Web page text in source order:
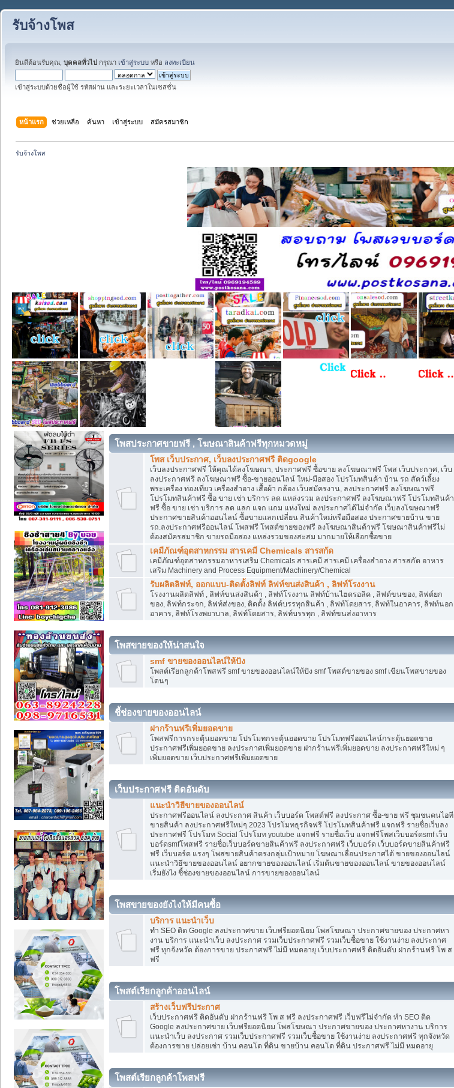
รับจ้างโพส
ยินดีต้อนรับคุณ, บุคคลทั่วไป กรุณา เข้าสู่ระบบ หรือ ลงทะเบียน
เข้าสู่ระบบด้วยชื่อผู้ใช้ รหัสผ่าน และระยะเวลาในเซสชั่น
หน้าแรก ช่วยเหลือ ค้นหา เข้าสู่ระบบ สมัครสมาชิก
รับจ้างโพส
โพสประกาศขายฟรี , โฆษณาสินค้าฟรีทุกหมวดหมู่
โพส เว็บประกาศ, เว็บลงประกาศฟรี ติดgoogle
เว็บลงประกาศฟรี ให้คุณได้ลงโฆษณา, ประกาศฟรี ซื้อขาย ลงโฆษณาฟรี โพส เว็บประกาศ, เว็บ
ลงประกาศฟรี ลงโฆษณาฟรี ซื้อ-ขายออนไลน์ ใหม่-มือสอง โปรโมทสินค้า บ้าน รถ สัตว์เลี้ยง
พระเครื่อง ท่องเที่ยว เครื่องสำอาง เสื้อผ้า กล้อง เว็บสมัครงาน, ลงประกาศฟรี ลงโฆษณาฟรี
โปรโมทสินค้าฟรี ซื้อ ขาย เช่า บริการ ลด แหล่งรวม ลงประกาศฟรี ลงโฆษณาฟรี โปรโมทสินค้า
ฟรี ซื้อ ขาย เช่า บริการ ลด แลก แจก แถม แห่งใหม่ ลงประกาศได้ไม่จำกัด เว็บลงโฆษณาฟรี
ประกาศขายสินค้าออนไลน์ ซื้อขายแลกเปลี่ยน สินค้าใหม่หรือมือสอง ประกาศขายบ้าน ขาย
รถ.ลงประกาศฟรีออนไลน์ โพสฟรี โพสต์ขายของฟรี ลงโฆษณาสินค้าฟรี โฆษณาสินค้าฟรีไม่
ต้องสมัครสมาชิก ขายรถมือสอง แหล่งรวมของสะสม มากมายให้เลือกซื้อขาย
เคมีภัณฑ์อุตสาหกรรม สารเคมี Chemicals สารสกัด
เคมีภัณฑ์อุตสาหกรรมอาหารเสริม Chemicals สารเคมี สารเคมี เครื่องสำอาง สารสกัด อาหาร
เสริม Machinery and Process Equipment/Machinery/Chemical
รับผลิตลิฟท์, ออกแบบ-ติดตั้งลิฟท์ ลิฟท์ขนส่งสินค้า , ลิฟท์โรงงาน
โรงงานผลิตลิฟท์ , ลิฟท์ขนส่งสินค้า , ลิฟท์โรงงาน ลิฟท์บ้านไฮดรอลิค , ลิฟต์ขนของ, ลิฟต์ยก
ของ, ลิฟท์กระจก, ลิฟท์ส่งของ, ติดตั้ง ลิฟต์บรรทุกสินค้า , ลิฟท์โดยสาร, ลิฟท์ในอาคาร, ลิฟท์นอก
อาคาร, ลิฟท์โรงพยาบาล, ลิฟท์โดยสาร, ลิฟท์บรรทุก , ลิฟท์ขนส่งอาหาร
โพสขายของให้น่าสนใจ
smf ขายของออนไลน์ให้ปัง
โพสต์เรียกลูกค้าโพสฟรี smf ขายของออนไลน์ให้ปัง smf โพสต์ขายของ smf เขียนโพสขายของ
โดนๆ
ชี้ช่องขายของออนไลน์
ฝากร้านฟรีเพิ่มยอดขาย
โพสฟรีการกระตุ้นยอดขาย โปรโมทกระตุ้นยอดขาย โปรโมทฟรีออนไลน์กระตุ้นยอดขาย
ประกาศฟรีเพิ่มยอดขาย ลงประกาศเพิ่มยอดขาย ฝากร้านฟรีเพิ่มยอดขาย ลงประกาศฟรีใหม่ ๆ
เพิ่มยอดขาย เว็บประกาศฟรีเพิ่มยอดขาย
เว็บประกาศฟรี ติดอันดับ
แนะนำวิธีขายของออนไลน์
ประกาศฟรีออนไลน์ ลงประกาศ สินค้า เว็บบอร์ด โพสต์ฟรี ลงประกาศ ซื้อ-ขาย ฟรี ชุมชนคนไอที
ขายสินค้า ลงประกาศฟรีใหม่ๆ 2023 โปรโมทธุรกิจฟรี โปรโมทสินค้าฟรี แจกฟรี รายชื่อเว็บลง
ประกาศฟรี โปรโมท Social โปรโมท youtube แจกฟรี รายชื่อเว็บ แจกฟรีโพสเว็บบอร์ดsmf เว็บ
บอร์ดsmfโพสฟรี รายชื่อเว็บบอร์ดขายสินค้าฟรี ลงประกาศฟรี เว็บบอร์ด เว็บบอร์ดขายสินค้าฟรี
ฟรี เว็บบอร์ด แรงๆ โพสขายสินค้าตรงกลุ่มเป้าหมาย โฆษณาเลื่อนประกาศได้ ขายของออนไลน์
แนะนำวิธีขายของออนไลน์ อยากขายของออนไลน์ เริ่มต้นขายของออนไลน์ ขายของออนไลน์
เริ่มยังไง ชี้ช่องขายของออนไลน์ การขายของออนไลน์
โพสขายของยังไงให้มีคนซื้อ
บริการ แนะนำเว็บ
ทำ SEO ติด Google ลงประกาศขาย เว็บฟรียอดนิยม โพสโฆษณา ประกาศขายของ ประกาศหา
งาน บริการ แนะนำเว็บ ลงประกาศ รวมเว็บประกาศฟรี รวมเว็บซื้อขาย ใช้งานง่าย ลงประกาศ
ฟรี ทุกจังหวัด ต้องการขาย ประกาศฟรี ไม่มี หมดอายุ เว็บประกาศฟรี ติดอันดับ ฝากร้านฟรี โพ ส
ฟรี
โพสต์เรียกลูกค้าออนไลน์
สร้างเว็บฟรีประกาศ
เว็บประกาศฟรี ติดอันดับ ฝากร้านฟรี โพ ส ฟรี ลงประกาศฟรี เว็บฟรีไม่จำกัด ทำ SEO ติด
Google ลงประกาศขาย เว็บฟรียอดนิยม โพสโฆษณา ประกาศขายของ ประกาศหางาน บริการ
แนะนำเว็บ ลงประกาศ รวมเว็บประกาศฟรี รวมเว็บซื้อขาย ใช้งานง่าย ลงประกาศฟรี ทุกจังหวัด
ต้องการขาย ปล่อยเช่า บ้าน คอนโด ที่ดิน ขายบ้าน คอนโด ที่ดิน ประกาศฟรี ไม่มี หมดอายุ
โพสต์เรียกลูกค้าโพสฟรี